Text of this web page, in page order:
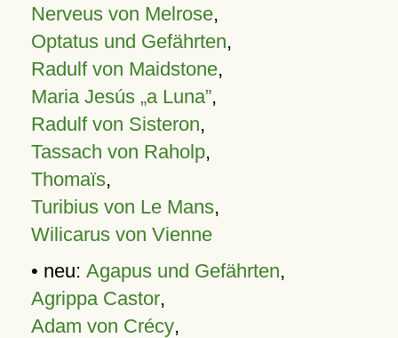
Nerveus von Melrose,
Optatus und Gefährten,
Radulf von Maidstone,
Maria Jesús „a Luna”,
Radulf von Sisteron,
Tassach von Raholp,
Thomaïs,
Turibius von Le Mans,
Wilicarus von Vienne
• neu: Agapus und Gefährten,
Agrippa Castor,
Adam von Crécy,